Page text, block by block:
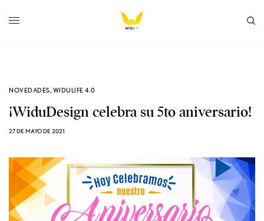
NOVEDADES, WIDULIFE 4.0
¡WiduDesign celebra su 5to aniversario!
27 DE MAYO DE 2021